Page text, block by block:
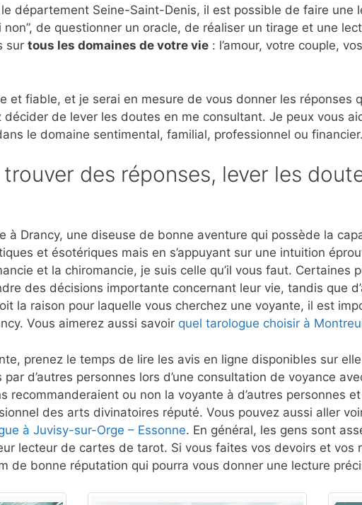
département Seine-Saint-Denis, il est possible de faire une
non”, de questionner un oracle, de réaliser un tirage et une
sur tous les domaines de votre vie : l’amour, votre couple,
et fiable, et je serai en mesure de vous donner les réponses
décider de lever les doutes en me consultant. Je peux vous
le domaine sentimental, familial, professionnel ou financier.
des réponses, lever les
à Drancy, une diseuse de bonne aventure qui possède la
et ésotériques mais en s’appuyant sur une intuition
et la chiromancie, je suis celle qu’il vous faut. Certaines
des décisions importante concernant leur vie, tandis que
la raison pour laquelle vous cherchez une voyante, il est
Vous aimerez aussi savoir quel tarologue choisir à
prenez le temps de lire les avis en ligne disponibles sur
d’autres personnes lors d’une consultation de voyance
recommanderaient ou non la voyante à d’autres personnes
des arts divinatoires réputé. Vous pouvez aussi aller
à Juvisy-sur-Orge – Essonne. En général, les gens sont
lecteur de cartes de tarot. Si vous faites vos devoirs et vos
de bonne réputation qui pourra vous donner une lecture